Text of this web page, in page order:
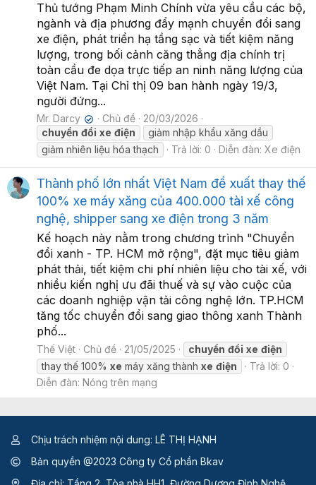
Thủ tướng Phạm Minh Chính vừa yêu cầu các bộ,
ngành và địa phương đẩy mạnh chuyển đổi sang
xe điện, phát triển hạ tầng sạc và tiết kiệm năng
lượng, trong bối cảnh căng thẳng địa chính trị
toàn cầu đe dọa trực tiếp an ninh năng lượng của
Việt Nam. Tại Chỉ thị 09 ban hành ngày 19/3,
người đứng...
Mr. Darcy ✔ Chủ đề
20/03/2026
chuyển đổi xe điện
giảm nhập khẩu xăng dầu
giảm nhiên liệu hóa thạch
Trả lời: 0 Diễn đàn: Xe điện
Thành phố lớn nhất Việt Nam đề xuất thay thế
100% xe máy xăng của 400.000 tài xế công
nghệ, shipper sang xe điện trong 3 năm
Kế hoạch này nằm trong chương trình "Chuyển
đổi xanh - TP. HCM mở rộng", đặt mục tiêu giảm
phát thải, tiết kiệm chi phí nhiên liệu cho tài xế, với
nhiều kiến nghị ưu đãi thuế và sự vào cuộc của
các doanh nghiệp vận tải công nghệ lớn. TP.HCM
tăng tốc chuyển đổi sang giao thông xanh Thành
phố...
Thế Việt Chủ đề 21/05/2025 chuyển đổi xe điện
thay thế 100% xe máy xăng thành xe điện
Trả lời: 0
Diễn đàn: Nóng trên mạng
Chịu trách nhiệm nội dung: LÊ THỊ HẠNH
Bản quyền @2023 Công ty Cổ phần Bkav